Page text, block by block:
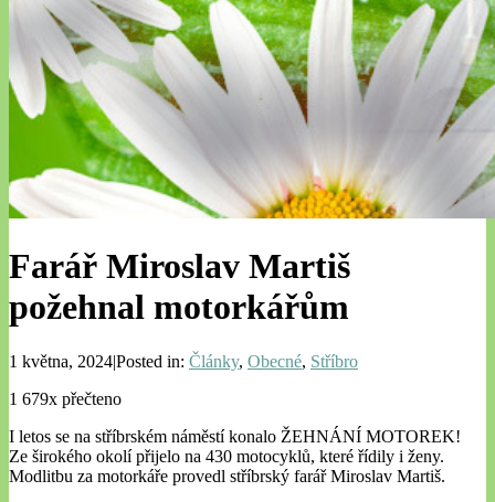
Farář Miroslav Martiš
požehnal motorkářům
1 května, 2024|Posted in: Články, Obecné, Stříbro
1 679x přečteno
I letos se na stříbrském náměstí konalo ŽEHNÁNÍ MOTOREK!
Ze širokého okolí přijelo na 430 motocyklů, které řídily i ženy.
Modlitbu za motorkáře provedl stříbrský farář Miroslav Martiš.